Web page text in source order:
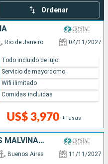
Ordenar
Rio de Janeiro 04/11/2027
US$ 3,970 +Tasas
Todo incluido de lujo
Servicio de mayordomo
Wifi ilimitado
Comidas incluidas
URUGUAY, ARGENTINA, ISLAS MALVINAS, CHILE
Buenos Aires 11/11/2027